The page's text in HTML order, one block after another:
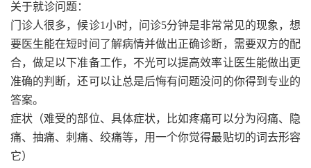
关于就诊问题：
门诊人很多，候诊1小时，问诊5分钟是非常常见的现象，想
要医生能在短时间了解病情并做出正确诊断，需要双方的配
合，做足以下准备工作，不光可以提高效率让医生能做出更
准确的判断，还可以让总是后悔有问题没问的你得到专业的
答案。
症状（难受的部位、具体症状，比如疼痛可以分为闷痛、隐
痛、抽痛、刺痛、绞痛等，用一个你觉得最贴切的词去形容
它）